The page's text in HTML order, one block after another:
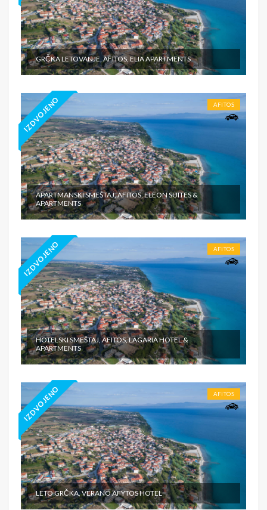
GRČKA LETOVANJE, AFITOS, ELIA APARTMENTS
IZDVOJENO AFITOS
APARTMANSKI SMEŠTAJ, AFITOS, ELEON SUITES &
APARTMENTS
IZDVOJENO AFITOS
HOTELSKI SMEŠTAJ, AFITOS, LAGARIA HOTEL &
APARTMENTS
IZDVOJENO AFITOS
LETO GRČKA, VERANO AFYTOS HOTEL